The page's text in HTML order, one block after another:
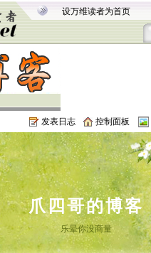
设万维读者为首页
发表日志 控制面板
爪四哥的博客
乐晕你没商量